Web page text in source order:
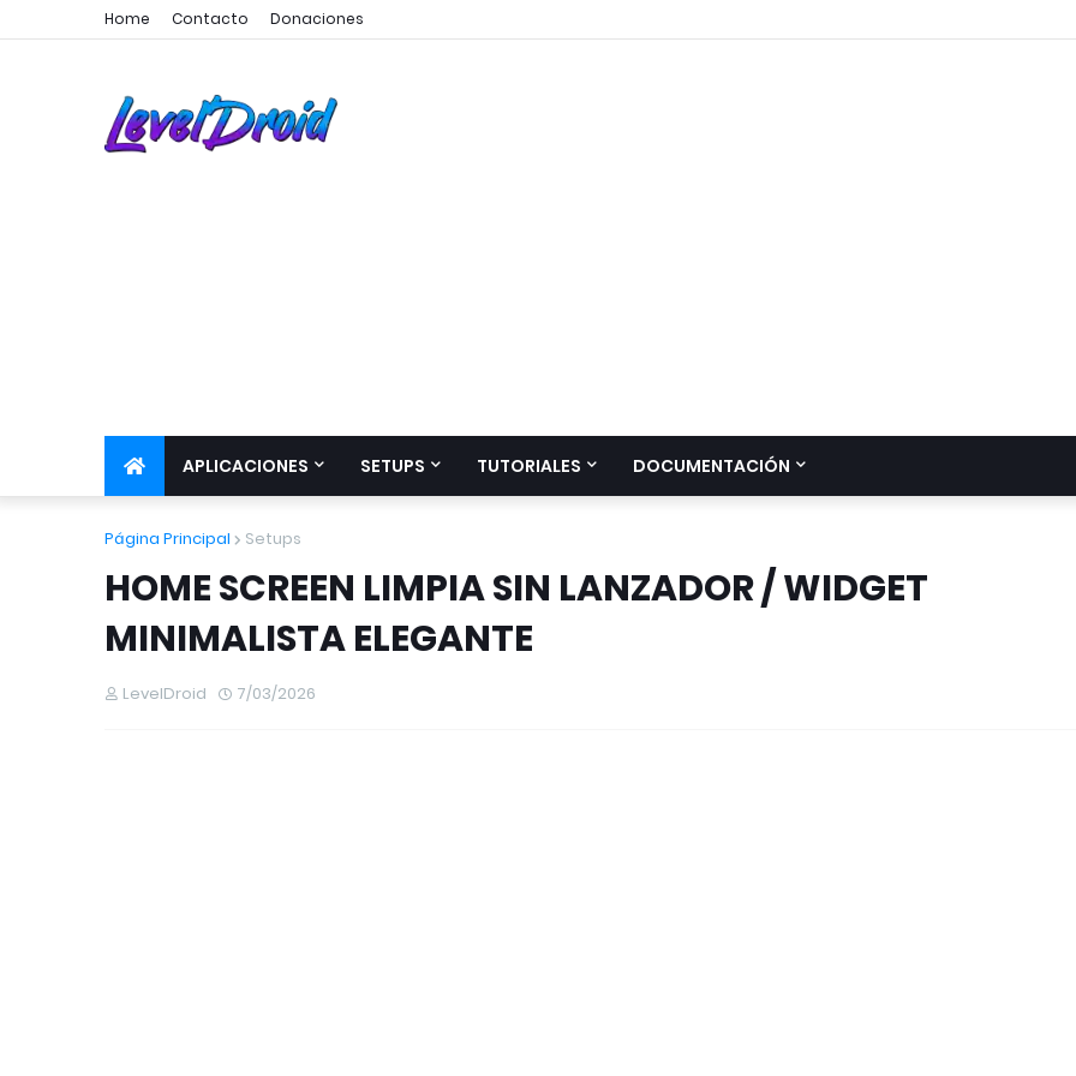
Home Contacto Donaciones
APLICACIONES SETUPS TUTORIALES DOCUMENTACIÓN
Página Principal Setups
HOME SCREEN LIMPIA SIN LANZADOR / WIDGET
MINIMALISTA ELEGANTE
LevelDroid 7/03/2026